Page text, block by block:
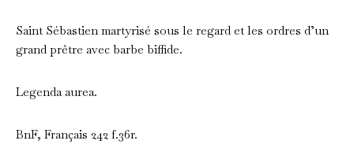
Saint Sébastien martyrisé sous le regard et les ordres d’un
grand prêtre avec barbe biffide.
Legenda aurea.
BnF, Français 242 f.36r.